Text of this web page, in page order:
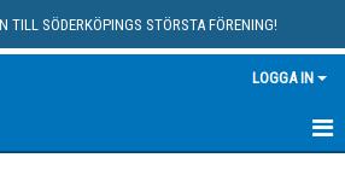
TILL SÖDERKÖPINGS STÖRSTA FÖRENING!
LOGGA IN